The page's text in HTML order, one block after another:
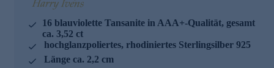
16 blauviolette Tansanite in AAA+-Qualität, gesamt
ca. 3,52 ct
hochglanzpoliertes, rhodiniertes Sterlingsilber 925
Länge ca. 2,2 cm